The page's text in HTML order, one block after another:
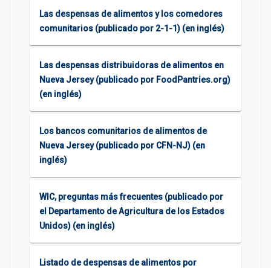
Las despensas de alimentos y los comedores
comunitarios (publicado por 2-1-1) (en inglés)
Las despensas distribuidoras de alimentos en
Nueva Jersey (publicado por FoodPantries.org)
(en inglés)
Los bancos comunitarios de alimentos de
Nueva Jersey (publicado por CFN-NJ) (en
inglés)
WIC, preguntas más frecuentes (publicado por
el Departamento de Agricultura de los Estados
Unidos) (en inglés)
Listado de despensas de alimentos por